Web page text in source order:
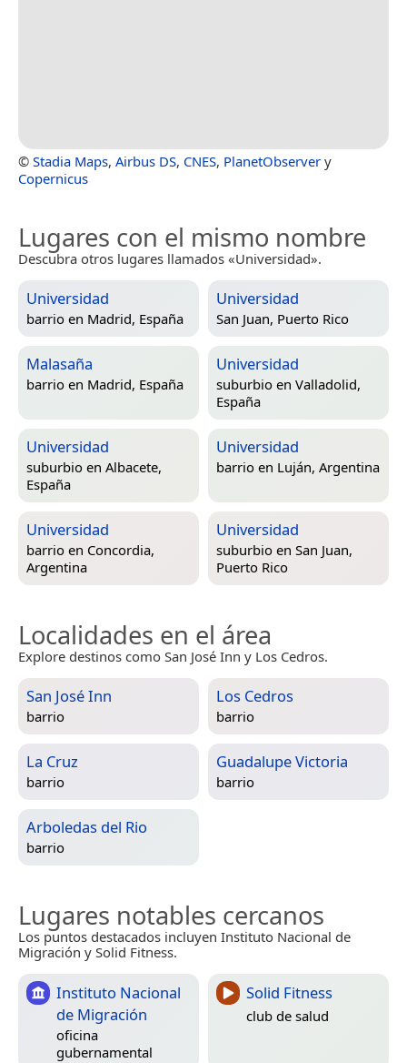
© Stadia Maps, Airbus DS, CNES, PlanetObserver y
Copernicus
Lugares con el mismo nombre
Descubra otros lugares llamados «Universidad».
Universidad
barrio en Madrid, España
Universidad
San Juan, Puerto Rico
Malasaña
barrio en Madrid, España
Universidad
suburbio en Valladolid,
España
Universidad
suburbio en Albacete,
España
Universidad
barrio en Luján, Argentina
Universidad
barrio en Concordia,
Argentina
Universidad
suburbio en San Juan,
Puerto Rico
Localidades en el área
Explore destinos como San José Inn y Los Cedros.
San José Inn
barrio
Los Cedros
barrio
La Cruz
barrio
Guadalupe Victoria
barrio
Arboledas del Rio
barrio
Lugares notables cercanos
Los puntos destacados incluyen Instituto Nacional de
Migración y Solid Fitness.
Instituto Nacional
de Migración
oficina
gubernamental
Solid Fitness
club de salud